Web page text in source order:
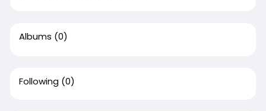
Albums (0)
Following (0)